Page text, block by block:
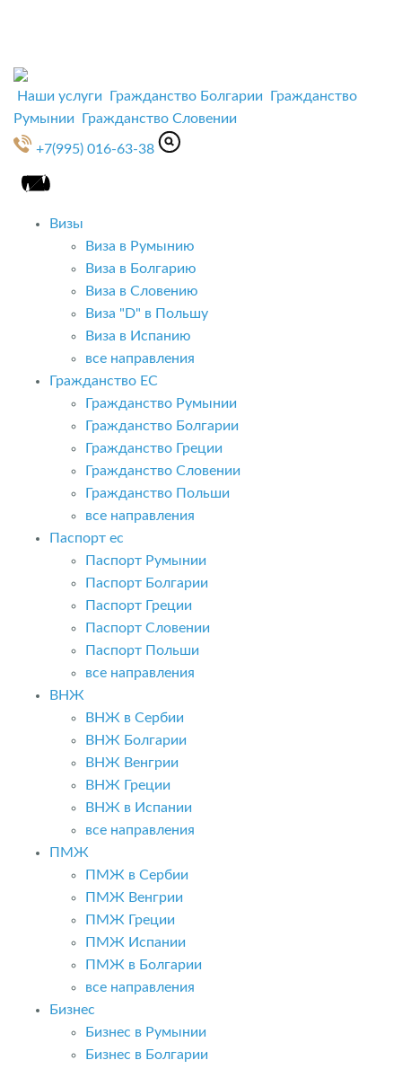
Наши услуги Гражданство Болгарии
Гражданство
Румынии
Гражданство Словении
+7(995) 016-63-38
Визы
Виза в Румынию
Виза в Болгарию
Виза в Словению
Виза "D" в Польшу
Виза в Испанию
все направления
Гражданство ЕС
Гражданство Румынии
Гражданство Болгарии
Гражданство Греции
Гражданство Словении
Гражданство Польши
все направления
Паспорт ес
Паспорт Румынии
Паспорт Болгарии
Паспорт Греции
Паспорт Словении
Паспорт Польши
все направления
ВНЖ
ВНЖ в Сербии
ВНЖ Болгарии
ВНЖ Венгрии
ВНЖ Греции
ВНЖ в Испании
все направления
ПМЖ
ПМЖ в Сербии
ПМЖ Венгрии
ПМЖ Греции
ПМЖ Испании
ПМЖ в Болгарии
все направления
Бизнес
Бизнес в Румынии
Бизнес в Болгарии